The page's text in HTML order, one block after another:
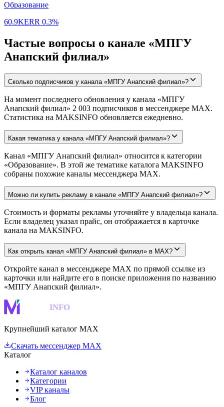
Образование
60.9KERR 0.3%
Частые вопросы о канале «МПГУ
Анапский филиал»
Сколько подписчиков у канала «МПГУ Анапский филиал»?
На момент последнего обновления у канала «МПГУ
Анапский филиал» 2 003 подписчиков в мессенджере MAX.
Статистика на MAKSINFO обновляется ежедневно.
Какая тематика у канала «МПГУ Анапский филиал»?
Канал «МПГУ Анапский филиал» относится к категории
«Образование». В этой же тематике каталога MAKSINFO
собраны похожие каналы мессенджера MAX.
Можно ли купить рекламу в канале «МПГУ Анапский филиал»?
Стоимость и форматы рекламы уточняйте у владельца канала.
Если владелец указал прайс, он отображается в карточке
канала на MAKSINFO.
Как открыть канал «МПГУ Анапский филиал» в MAX?
Откройте канал в мессенджере MAX по прямой ссылке из
карточки или найдите его в поиске приложения по названию
«МПГУ Анапский филиал».
INFO
Крупнейший каталог MAX
Скачать мессенджер MAX
Каталог
Каталог каналов
Категории
VIP каналы
Блог